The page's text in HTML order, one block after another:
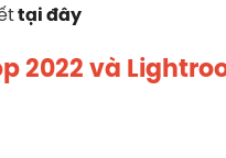
tại đây
2022 và